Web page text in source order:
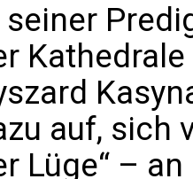
seiner
auf, sich
Lüge“ –